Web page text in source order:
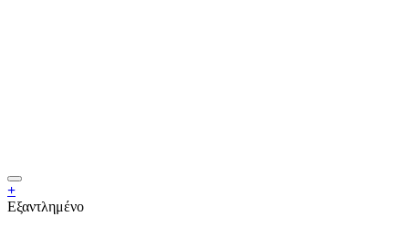
+
Εξαντλημένο